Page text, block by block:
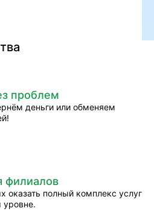
проблем
деньги или обменяем
филиалов
оказать полный комплекс услуг